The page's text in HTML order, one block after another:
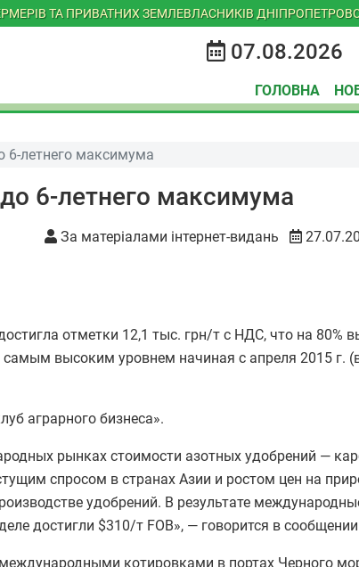
ТА ПРИВАТНИХ ЗЕМЛЕВЛАСНИКІВ
07.08.2026
ГОЛОВНА
6-летнего максимума
6-летнего максимума
За матеріалами інтернет-видань
отметки 12,1 тыс. грн/т с НДС, что на 80%
высоким уровнем начиная с апреля 2015 г.
аграрного бизнеса».
рынках стоимости азотных удобрений —
спросом в странах Азии и ростом цен на
удобрений. В результате
достигли $310/т FOB», — говорится в
котировками в портах Черного